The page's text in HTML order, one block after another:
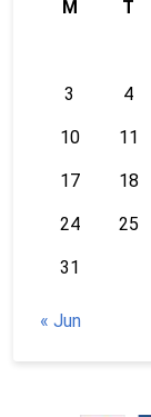
M T
3 4
10 11
17 18
24 25
31
« Jun